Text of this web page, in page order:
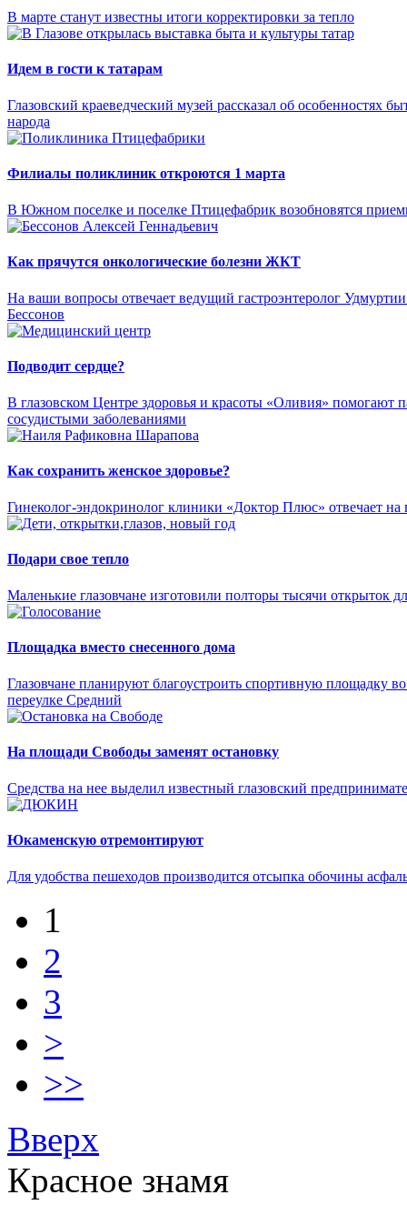
В марте станут известны итоги корректировки за тепло
Идем в гости к татарам
Глазовский краеведческий музей рассказал об особенностях
народа
Филиалы поликлиник откроются 1 марта
В Южном поселке и поселке Птицефабрик возобновятся
Как прячутся онкологические болезни ЖКТ
На ваши вопросы отвечает ведущий гастроэнтеролог
Бессонов
Подводит сердце?
В глазовском Центре здоровья и красоты «Оливия» помогают
сосудистыми заболеваниями
Как сохранить женское здоровье?
Гинеколог-эндокринолог клиники «Доктор Плюс» отвечает
Подари свое тепло
Маленькие глазовчане изготовили полторы тысячи открыток
Площадка вместо снесенного дома
Глазовчане планируют благоустроить спортивную площадку
переулке Средний
На площади Свободы заменят остановку
Средства на нее выделил известный глазовский
Юкаменскую отремонтируют
Для удобства пешеходов производится отсыпка обочины
1
2
3
>
>>
Вверх
Красное знамя